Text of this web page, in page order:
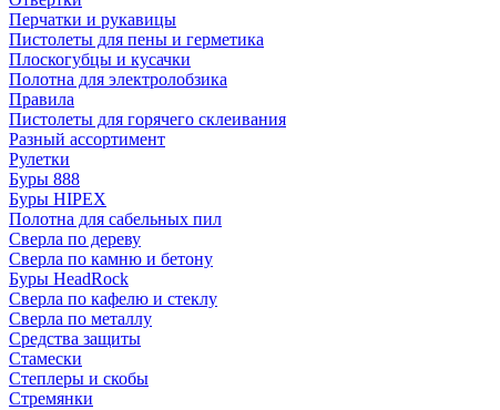
Перчатки и рукавицы
Пистолеты для пены и герметика
Плоскогубцы и кусачки
Полотна для электролобзика
Правила
Пистолеты для горячего склеивания
Разный ассортимент
Рулетки
Буры 888
Буры HIPEX
Полотна для сабельных пил
Сверла по дереву
Сверла по камню и бетону
Буры HeadRock
Сверла по кафелю и стеклу
Сверла по металлу
Средства защиты
Стамески
Степлеры и скобы
Стремянки